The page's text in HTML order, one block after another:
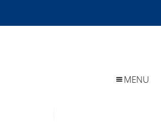
MENU